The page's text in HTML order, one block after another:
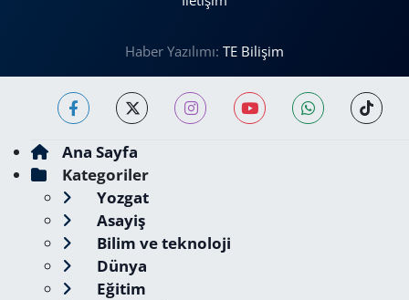
Haber Yazılımı: TE Bilişim
Ana Sayfa
Kategoriler
Yozgat
Asayiş
Bilim ve teknoloji
Dünya
Eğitim